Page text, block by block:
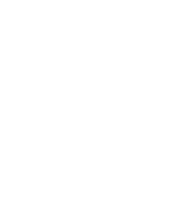
горожан, учет
проблем. Он
поскольку
его работу, а